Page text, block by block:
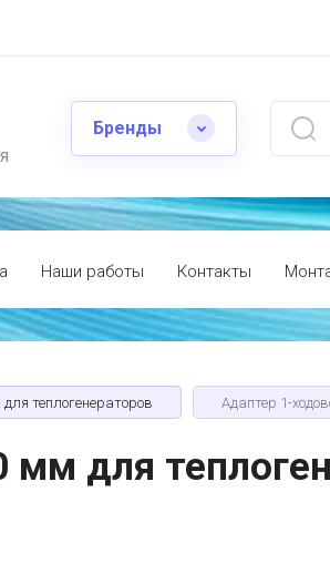
Бренды
Наши работы Контакты
теплогенераторов Адаптер 1-
для